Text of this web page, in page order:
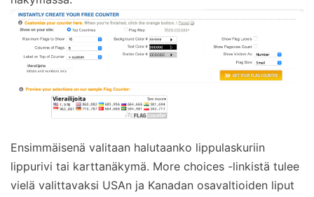
Ensimmäisenä valitaan halutaanko lippulaskuriin
lippurivi tai karttanäkymä. More choices -linkistä tulee
vielä valittavaksi USAn ja Kanadan osavaltioiden liput